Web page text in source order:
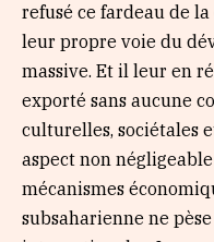
refusé ce fardeau de
leur propre voie du
massive. Et il leur en
exporté sans aucune
culturelles, sociétales
aspect non
mécanismes
subsaharienne ne